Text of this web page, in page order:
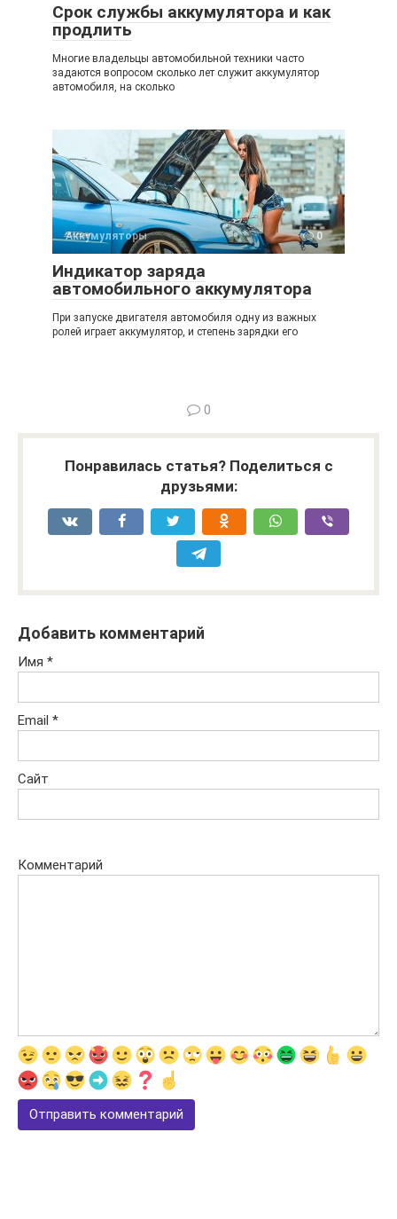
Срок службы аккумулятора и как
продлить
Многие владельцы автомобильной техники часто
задаются вопросом сколько лет служит аккумулятор
автомобиля, на сколько
Аккумуляторы 0
Индикатор заряда
автомобильного аккумулятора
При запуске двигателя автомобиля одну из важных
ролей играет аккумулятор, и степень зарядки его
0
Понравилась статья? Поделиться с
друзьями:
Добавить комментарий
Имя *
Email *
Сайт
Комментарий